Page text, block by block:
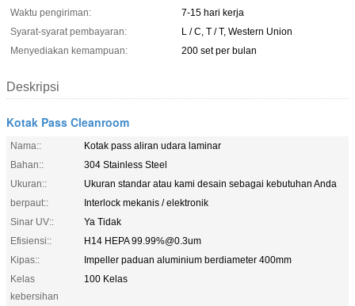
Waktu pengiriman:
7-15 hari kerja
Syarat-syarat pembayaran:
L / C, T / T, Western Union
Menyediakan kemampuan:
200 set per bulan
Deskripsi
Kotak Pass Cleanroom
Nama::
Kotak pass aliran udara laminar
Bahan::
304 Stainless Steel
Ukuran::
Ukuran standar atau kami desain sebagai kebutuhan Anda
berpaut::
Interlock mekanis / elektronik
Sinar UV::
Ya Tidak
Efisiensi::
H14 HEPA 99.99%@0.3um
Kipas::
Impeller paduan aluminium berdiameter 400mm
Kelas
kebersihan
100 Kelas